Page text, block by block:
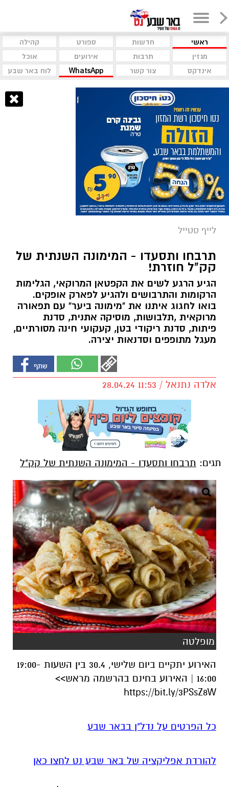
ראשי חדשות ספורט
קהילה
מגזין
תרבות אירועים
אוכל
אינדקס
צור קשר WhatsApp לוח באר שבע
לייף סטייל
תרבחו ותסעדו - המימונה השנתית של
קק"ל חוזרת!
הגיע הרגע לשים את הקפטאן המרוקאי, הגלימות
הרקומות והתרבושים ולהגיע לפארק אופקים.
בואו לחגוג איתנו את "מימונה ביער" עם תפאורה
מרוקאית ,תלבושות, מוסיקה אתנית, סדנת
פיתות, סדנת ריקודי בטן, קעקועי חינה מסורתיים,
מעגל מתופפים וסדנאות יצירה.
אלדה נתנאל / 11:53 28.04.24
תגים: תרבחו ותסעדו - המימונה השנתית של קק"ל
מופלטה
האירוע יתקיים ביום שלישי, 30.4 בין השעות 19:00-
16:00 | האירוע בחינם בהרשמה מראש>>
https://bit.ly/3PSsZ8W
כל הפרטים על נדל"ן בבאר שבע
להורדת אפליקציה של באר שבע נט לחצו כאן